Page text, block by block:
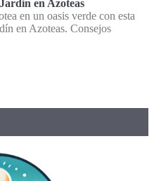
en Azoteas
en un oasis verde con esta
en Azoteas. Consejos